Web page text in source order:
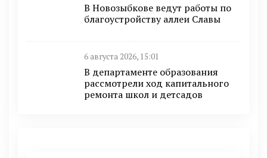
В Новозыбкове ведут работы по
благоустройству аллеи Славы
6 августа 2026, 15:01
В департаменте образования
рассмотрели ход капитального
ремонта школ и детсадов